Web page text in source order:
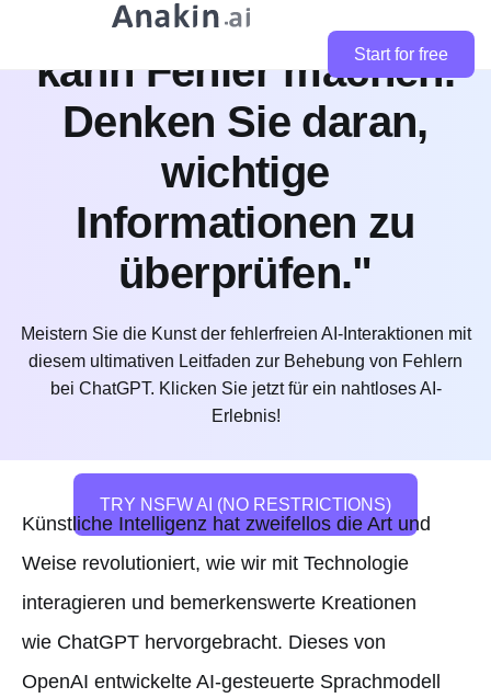
Start for free
Erklärung: "ChatGPT
kann Fehler machen.
Denken Sie daran,
wichtige
Informationen zu
überprüfen."
Meistern Sie die Kunst der fehlerfreien AI-Interaktionen mit
diesem ultimativen Leitfaden zur Behebung von Fehlern
bei ChatGPT. Klicken Sie jetzt für ein nahtloses AI-
Erlebnis!
TRY NSFW AI (NO RESTRICTIONS)
Künstliche Intelligenz hat zweifellos die Art und
Weise revolutioniert, wie wir mit Technologie
interagieren und bemerkenswerte Kreationen
wie ChatGPT hervorgebracht. Dieses von
OpenAI entwickelte AI-gesteuerte Sprachmodell